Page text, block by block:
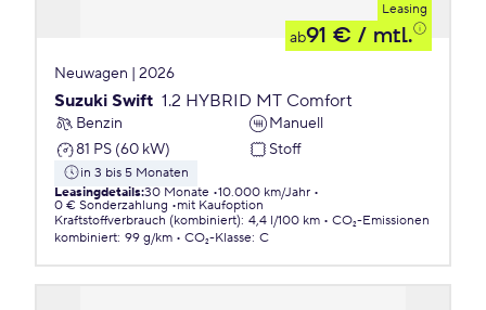
Leasing
ab91 € / mtl.
Neuwagen | 2026
Suzuki Swift 1.2 HYBRID MT Comfort
Benzin
Manuell
81 PS (60 kW)
Stoff
in 3 bis 5 Monaten
Leasingdetails:30 Monate 10.000 km/Jahr
0 € Sonderzahlung
mit Kaufoption
Kraftstoffverbrauch (kombiniert): 4,4 l/100 km
CO₂-Emissionen
kombiniert: 99 g/km CO₂-Klasse: C